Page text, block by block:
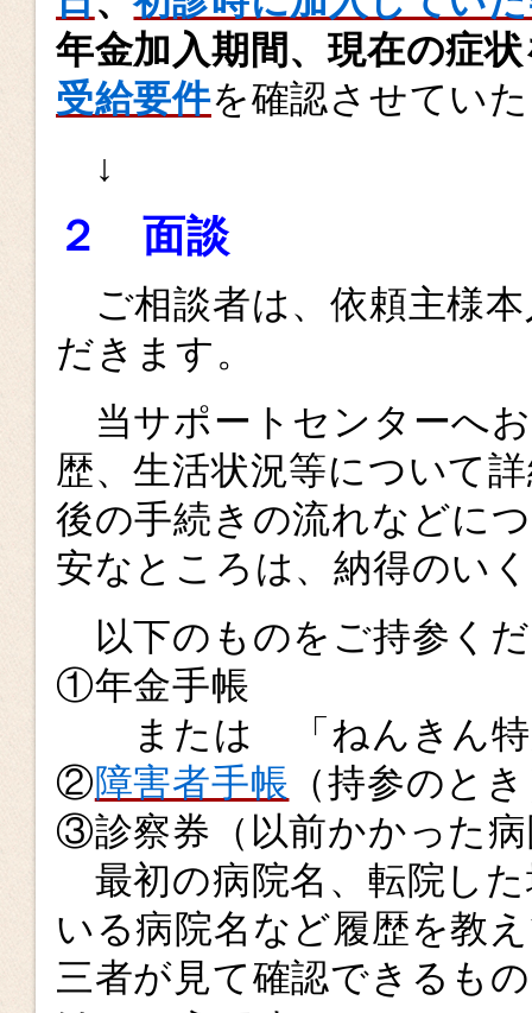
年金加入期間、現在の症
受給要件を確認させてい
↓
２ 面談
ご相談者は、依頼主様
だきます。
当サポートセンターへ
歴、生活状況等について
後の手続きの流れなどに
安なところは、納得のい
以下のものをご持参く
①年金手帳
または 「ねんきん特
②障害者手帳 （持参のと
③診察券（以前かかった
最初の病院名、転院し
いる病院名など履歴を教
三者が見て確認できるも